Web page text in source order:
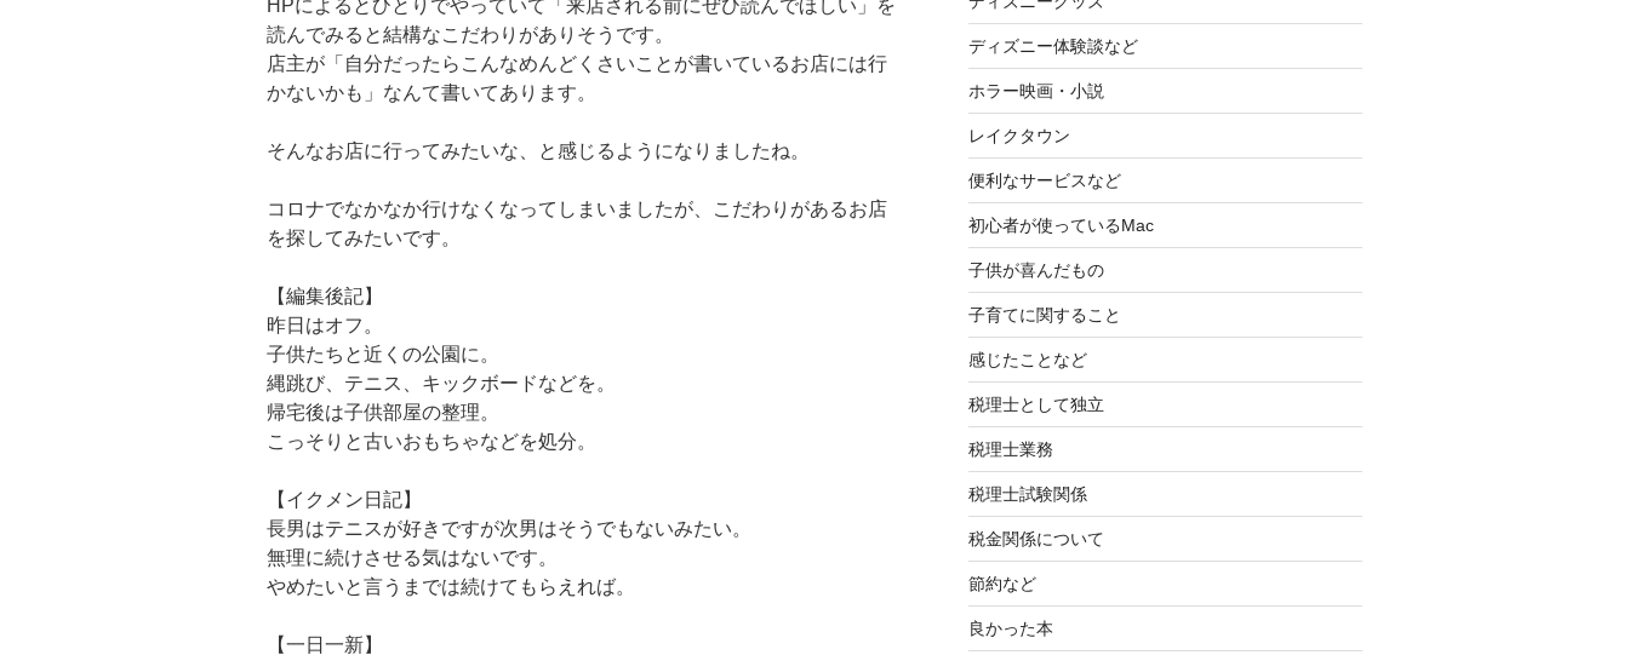
HPによるとひとりでやっていて「来店される前にぜひ読んでほしい」を
読んでみると結構なこだわりがありそうです。
店主が「自分だったらこんなめんどくさいことが書いているお店には行
かないかも」なんて書いてあります。
そんなお店に行ってみたいな、と感じるようになりましたね。
コロナでなかなか行けなくなってしまいましたが、こだわりがあるお店
を探してみたいです。
【編集後記】
昨日はオフ。
子供たちと近くの公園に。
縄跳び、テニス、キックボードなどを。
帰宅後は子供部屋の整理。
こっそりと古いおもちゃなどを処分。
【イクメン日記】
長男はテニスが好きですが次男はそうでもないみたい。
無理に続けさせる気はないです。
やめたいと言うまでは続けてもらえれば。
【一日一新】
ディズニー体験談など
ホラー映画・小説
レイクタウン
便利なサービスなど
初心者が使っているMac
子供が喜んだもの
子育てに関すること
感じたことなど
税理士として独立
税理士業務
税理士試験関係
税金関係について
節約など
良かった本